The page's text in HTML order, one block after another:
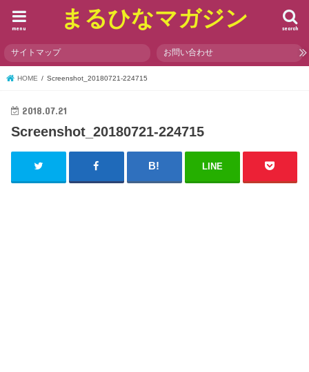
まるひなマガジン search
menu
サイトマップ お問い合わせ
HOME Screenshot_20180721-224715
2018.07.21
Screenshot_20180721-224715
LINE